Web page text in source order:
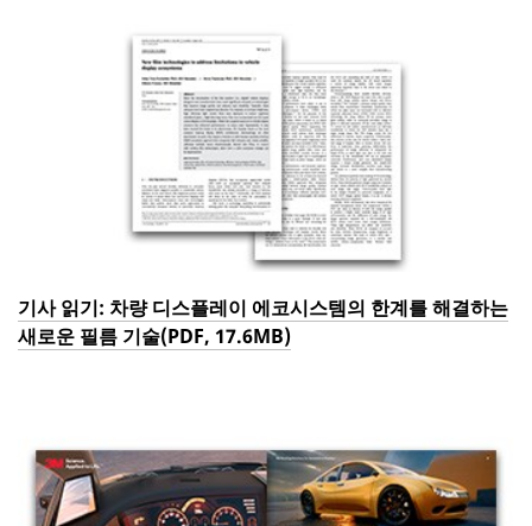
기사 읽기: 차량 디스플레이 에코시스템의 한계를 해결하는
새로운 필름 기술(PDF, 17.6MB)